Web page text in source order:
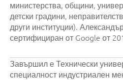
министерства, общини,
детски градини,
други институции).
сертифициран от Google от
Завършил е Технически
специалност индустриален